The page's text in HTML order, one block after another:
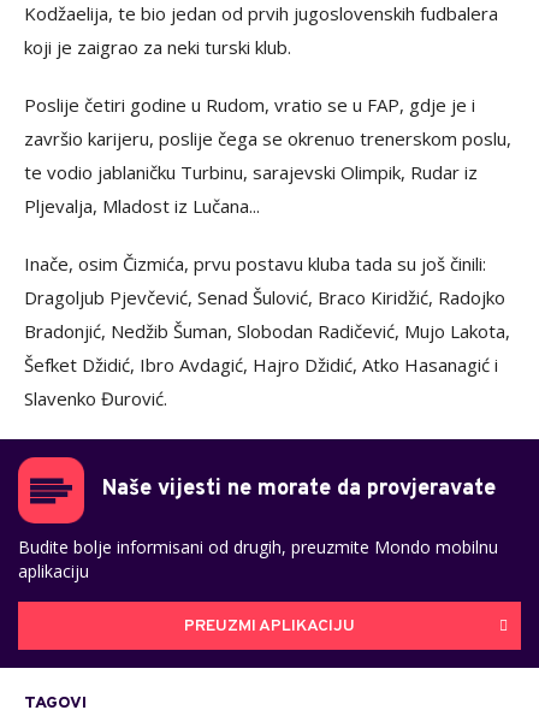
Kodžaelija, te bio jedan od prvih jugoslovenskih fudbalera
koji je zaigrao za neki turski klub.
Poslije četiri godine u Rudom, vratio se u FAP, gdje je i
završio karijeru, poslije čega se okrenuo trenerskom poslu,
te vodio jablaničku Turbinu, sarajevski Olimpik, Rudar iz
Pljevalja, Mladost iz Lučana...
Inače, osim Čizmića, prvu postavu kluba tada su još činili:
Dragoljub Pjevčević, Senad Šulović, Braco Kiridžić, Radojko
Bradonjić, Nedžib Šuman, Slobodan Radičević, Mujo Lakota,
Šefket Džidić, Ibro Avdagić, Hajro Džidić, Atko Hasanagić i
Slavenko Đurović.
Naše vijesti ne morate da provjeravate
Budite bolje informisani od drugih, preuzmite Mondo mobilnu
aplikaciju
PREUZMI APLIKACIJU
TAGOVI